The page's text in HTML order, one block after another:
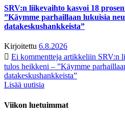
SRV:n liikevaihto kasvoi 18
”Käymme parhaillaan lukuisia
datakeskushankkeista”
Kirjoitettu 6.8.2026
Ei kommentteja artikkeliin SRV:n
tulos heikkeni – ”Käymme
datakeskushankkeista”
Lisää uutisia
Viikon luetuimmat